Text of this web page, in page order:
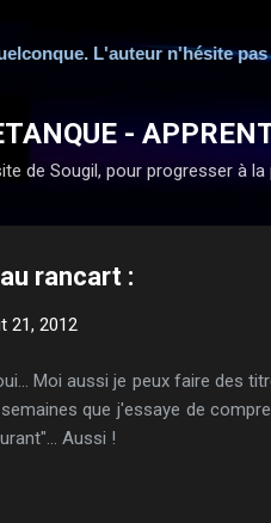
L'auteur n'hésite pas à
-
de Sougil, pour progresser à
rancart :
21, 2012
Moi aussi je peux faire des
que j'essaye de
Aussi !